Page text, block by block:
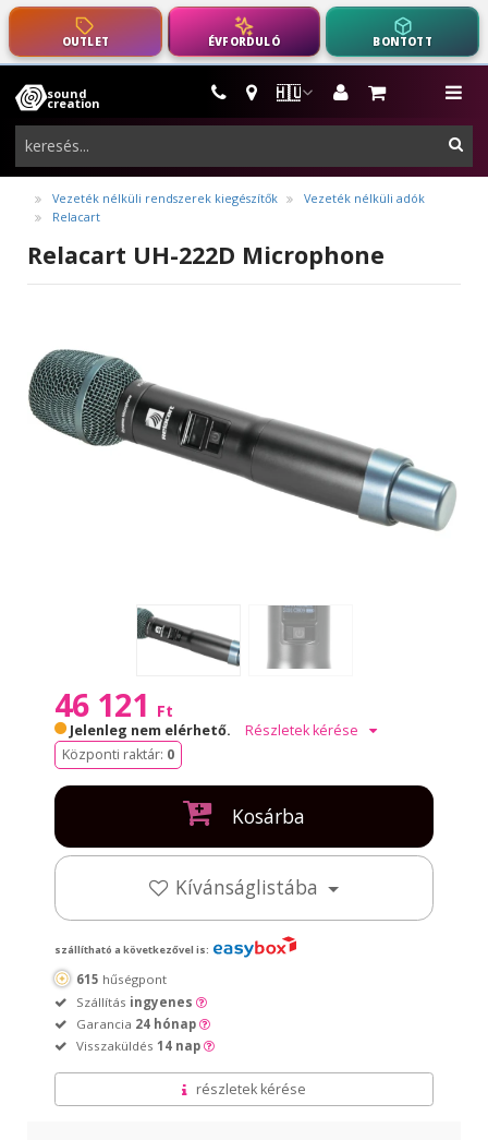
OUTLET ÉVFORDULÓ BONTOTT
🇭🇺
sound
creation
hangszerek,
pro-
audio
felszerelés
Vezeték nélküli rendszerek kiegészítők
Vezeték nélküli adók
Relacart
Relacart UH-222D Microphone
46 121 Ft
Jelenleg nem elérhető.
Részletek kérése
Központi raktár: 0
Kosárba
Kívánságlistába
szállítható a következővel is:
615 hűségpont
Szállítás ingyenes
Garancia 24 hónap
Visszaküldés 14 nap
részletek kérése